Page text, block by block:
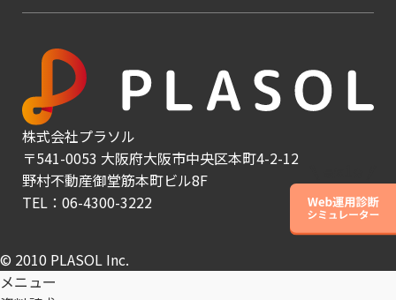
株式会社プラソル
〒541-0053 大阪府大阪市中央区本町4-2-12
野村不動産御堂筋本町ビル8F
TEL：06-4300-3222
© 2010 PLASOL Inc.
メニュー